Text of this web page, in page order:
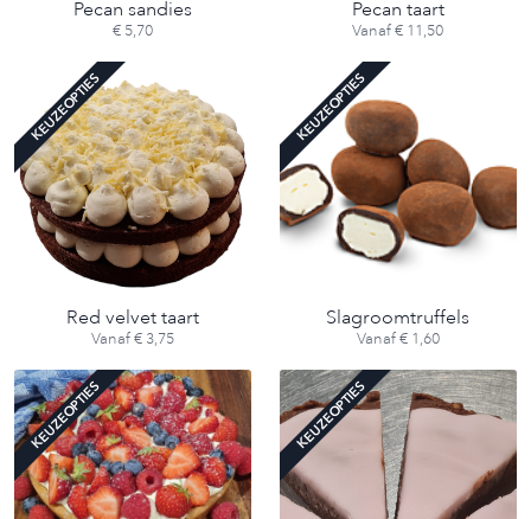
Pecan sandies
€ 5,70
Pecan taart
Vanaf € 11,50
KEUZEOPTIES
Red velvet taart
Vanaf € 3,75
KEUZEOPTIES
Slagroomtruffels
Vanaf € 1,60
KEUZEOPTIES KEUZEOPTIES